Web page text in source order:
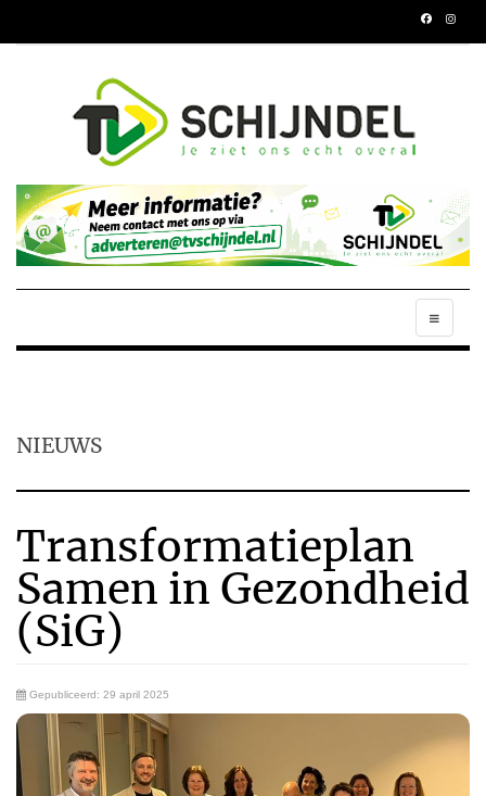
NIEUWS
Transformatieplan
Samen in Gezondheid
(SiG)
Gepubliceerd: 29 april 2025